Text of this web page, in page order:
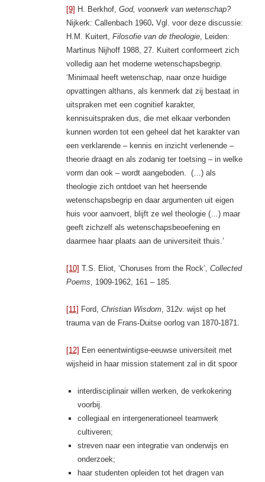
[9] H. Berkhof, God, voorwerk van wetenschap?
Nijkerk: Callenbach 1960. Vgl. voor deze discussie:
H.M. Kuitert, Filosofie van de theologie, Leiden:
Martinus Nijhoff 1988, 27. Kuitert conformeert zich
volledig aan het moderne wetenschapsbegrip.
‘Minimaal heeft wetenschap, naar onze huidige
opvattingen althans, als kenmerk dat zij bestaat in
uitspraken met een cognitief karakter,
kennisuitspraken dus, die met elkaar verbonden
kunnen worden tot een geheel dat het karakter van
een verklarende – kennis en inzicht verlenende –
theorie draagt en als zodanig ter toetsing – in welke
vorm dan ook – wordt aangeboden. (…) als
theologie zich ontdoet van het heersende
wetenschapsbegrip en daar argumenten uit eigen
huis voor aanvoert, blijft ze wel theologie (…) maar
geeft zichzelf als wetenschapsbeoefening en
daarmee haar plaats aan de universiteit thuis.’
[10] T.S. Eliot, ‘Choruses from the Rock’, Collected
Poems , 1909-1962, 161 – 185.
[11] Ford, Christian Wisdom, 312v. wijst op het
trauma van de Frans-Duitse oorlog van 1870-1871.
[12] Een eenentwintigse-eeuwse universiteit met
wijsheid in haar mission statement zal in dit spoor
interdisciplinair willen werken, de verkokering
voorbij.
collegiaal en intergenerationeel teamwerk
cultiveren;
streven naar een integratie van onderwijs en
onderzoek;
haar studenten opleiden tot het dragen van